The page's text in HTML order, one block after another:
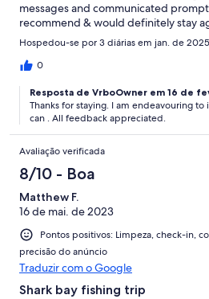
messages and communicated
recommend & would definitely stay
Hospedou-se por 3 diárias em jan. de 2025
0
Resposta de VrboOwner em 16 de
Thanks for staying. I am endeavouring
can . All feedback appreciated.
Avaliação verificada
8/10 - Boa
Matthew F.
16 de mai. de 2023
Pontos positivos: Limpeza, check-in,
precisão do anúncio
Traduzir com o Google
Shark bay fishing trip